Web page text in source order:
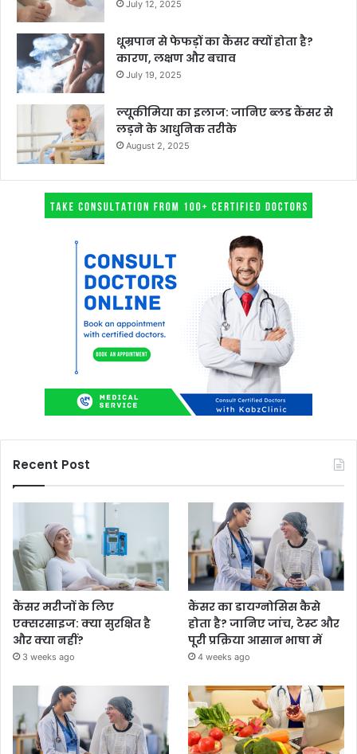
July 12, 2025
धूम्रपान से फेफड़ों का कैंसर क्यों होता है?
कारण, लक्षण और बचाव
July 19, 2025
ल्यूकीमिया का इलाज: जानिए ब्लड कैंसर से
लड़ने के आधुनिक तरीके
August 2, 2025
Recent Post
कैंसर मरीजों के लिए
एक्सरसाइज: क्या सुरक्षित है
और क्या नहीं?
3 weeks ago
कैंसर का डायग्नोसिस कैसे
होता है? जानिए जांच, टेस्ट और
पूरी प्रक्रिया आसान भाषा में
4 weeks ago